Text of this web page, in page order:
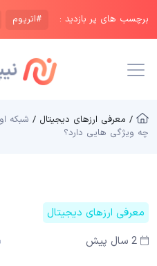
برچسب های پر بازدید : #اتریوم
/ معرفی ارزهای دیجیتال /
چه ویژگی هایی دارد؟
معرفی ارزهای دیجیتال
2 سال پیش